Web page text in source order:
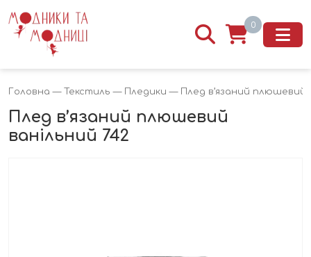
0
Головна — Текстиль — Пледики — Плед в’язаний плюшевий
Плед в’язаний плюшевий
ванільний 742